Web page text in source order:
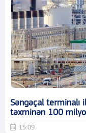
Səngəçal terminalı
təxminən 100
15:09